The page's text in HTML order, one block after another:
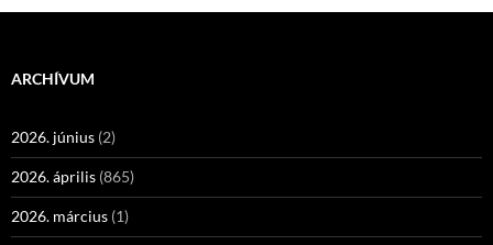
ARCHÍVUM
2026. június (2)
2026. április (865)
2026. március (1)